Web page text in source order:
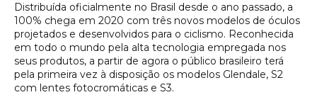
Distribuída oficialmente no Brasil desde o ano passado, a
100% chega em 2020 com três novos modelos de óculos
projetados e desenvolvidos para o ciclismo. Reconhecida
em todo o mundo pela alta tecnologia empregada nos
seus produtos, a partir de agora o público brasileiro terá
pela primeira vez à disposição os modelos Glendale, S2
com lentes fotocromáticas e S3.